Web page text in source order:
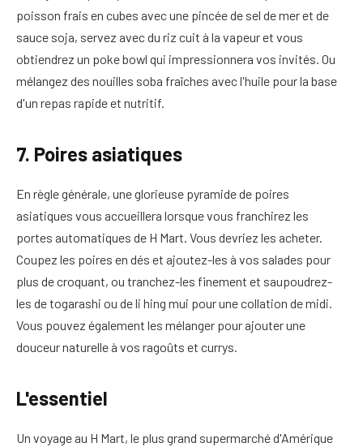
poisson frais en cubes avec une pincée de sel de mer et de
sauce soja, servez avec du riz cuit à la vapeur et vous
obtiendrez un poke bowl qui impressionnera vos invités. Ou
mélangez des nouilles soba fraîches avec l'huile pour la base
d'un repas rapide et nutritif.
7. Poires asiatiques
En règle générale, une glorieuse pyramide de poires
asiatiques vous accueillera lorsque vous franchirez les
portes automatiques de H Mart. Vous devriez les acheter.
Coupez les poires en dés et ajoutez-les à vos salades pour
plus de croquant, ou tranchez-les finement et saupoudrez-
les de togarashi ou de li hing mui pour une collation de midi.
Vous pouvez également les mélanger pour ajouter une
douceur naturelle à vos ragoûts et currys.
L'essentiel
Un voyage au H Mart, le plus grand supermarché d'Amérique